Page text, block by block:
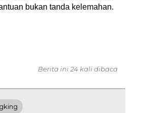
bukan tanda kelemahan.
Berita ini 24 kali dibaca